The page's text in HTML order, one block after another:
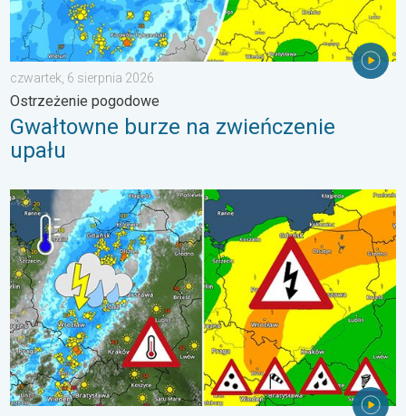
czwartek, 6 sierpnia 2026
Ostrzeżenie pogodowe
Gwałtowne burze na zwieńczenie
upału
Ulewy, wichury, grad, trąba powietrzna. Ostrzeżenie